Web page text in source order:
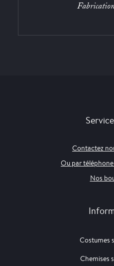
Contactez
Ou par
Nos
Costumes
Chemises